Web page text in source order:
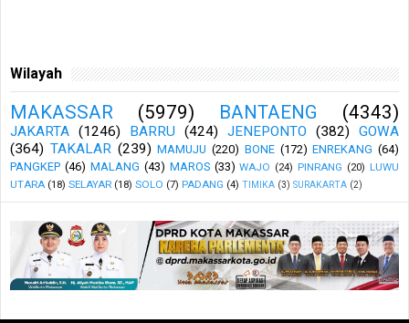
Wilayah
MAKASSAR (5979) BANTAENG (4343)
JAKARTA (1246) BARRU (424) JENEPONTO (382)
GOWA
(364) TAKALAR (239) MAMUJU (220) BONE (172) ENREKANG (64)
PANGKEP (46) MALANG (43) MAROS (33) WAJO (24) PINRANG (20) LUWU
UTARA (18) SELAYAR (18) SOLO (7) PADANG (4) TIMIKA (3) SURAKARTA (2)